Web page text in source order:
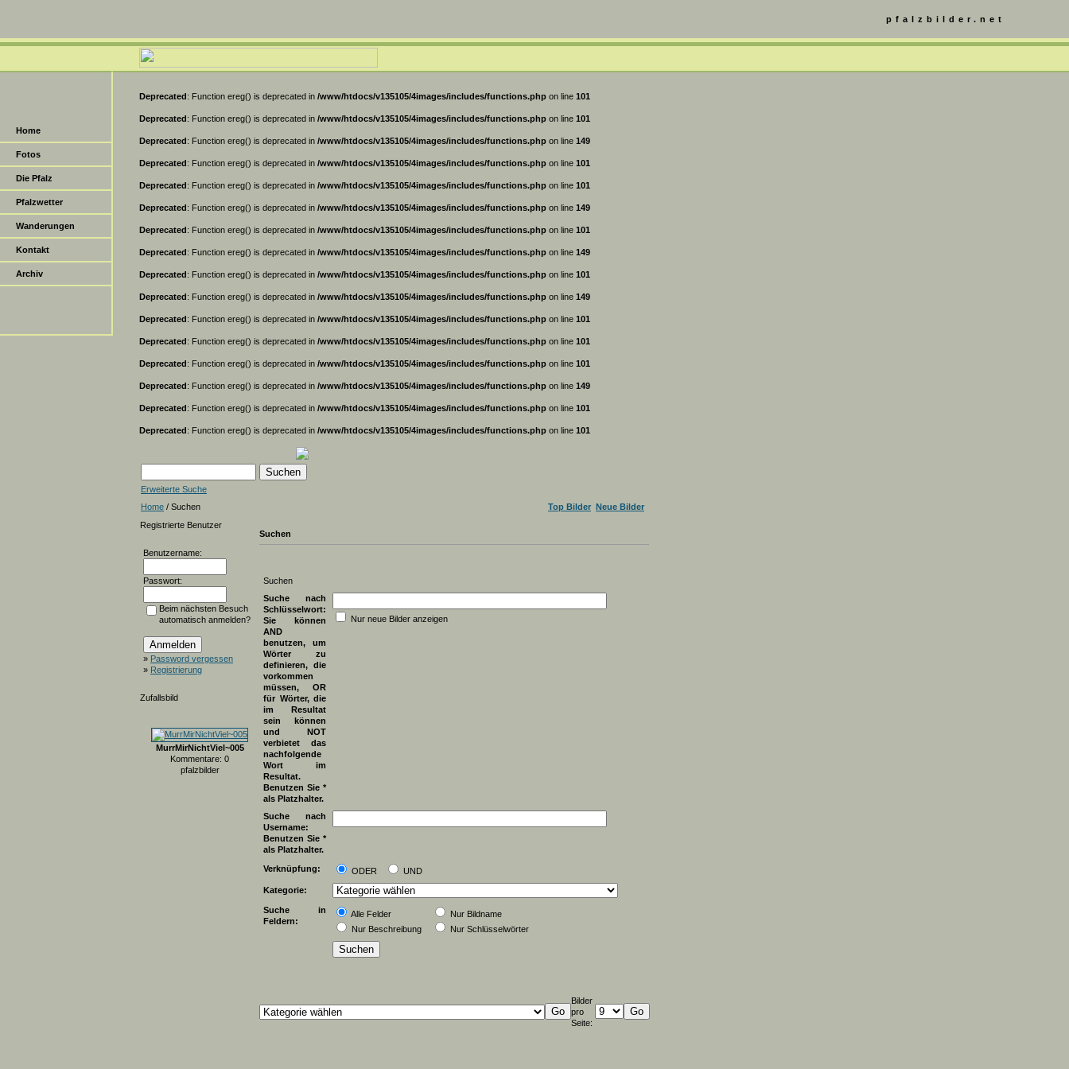
Home
Fotos
Die Pfalz
Pfalzwetter
Wanderungen
Kontakt
Archiv
pfalzbilder.net
Deprecated: Function ereg() is deprecated in /www/htdocs/v135105/4images/includes/functions.php on line 101
Deprecated: Function ereg() is deprecated in /www/htdocs/v135105/4images/includes/functions.php on line 101
Deprecated: Function ereg() is deprecated in /www/htdocs/v135105/4images/includes/functions.php on line 149
Deprecated: Function ereg() is deprecated in /www/htdocs/v135105/4images/includes/functions.php on line 101
Deprecated: Function ereg() is deprecated in /www/htdocs/v135105/4images/includes/functions.php on line 101
Deprecated: Function ereg() is deprecated in /www/htdocs/v135105/4images/includes/functions.php on line 149
Deprecated: Function ereg() is deprecated in /www/htdocs/v135105/4images/includes/functions.php on line 101
Deprecated: Function ereg() is deprecated in /www/htdocs/v135105/4images/includes/functions.php on line 149
Deprecated: Function ereg() is deprecated in /www/htdocs/v135105/4images/includes/functions.php on line 101
Deprecated: Function ereg() is deprecated in /www/htdocs/v135105/4images/includes/functions.php on line 149
Deprecated: Function ereg() is deprecated in /www/htdocs/v135105/4images/includes/functions.php on line 101
Deprecated: Function ereg() is deprecated in /www/htdocs/v135105/4images/includes/functions.php on line 101
Deprecated: Function ereg() is deprecated in /www/htdocs/v135105/4images/includes/functions.php on line 101
Deprecated: Function ereg() is deprecated in /www/htdocs/v135105/4images/includes/functions.php on line 149
Deprecated: Function ereg() is deprecated in /www/htdocs/v135105/4images/includes/functions.php on line 101
Deprecated: Function ereg() is deprecated in /www/htdocs/v135105/4images/includes/functions.php on line 101
Erweiterte Suche
Home / Suchen Top Bilder Neue Bilder
Registrierte Benutzer
Benutzername:
Passwort:
Beim nächsten Besuch
automatisch anmelden?
» Password vergessen
» Registrierung
Zufallsbild
MurrMirNichtViel~005
Kommentare: 0
pfalzbilder
Suchen
Suchen
Suche nach
Schlüsselwort:
Sie können
AND
benutzen, um
Wörter zu
definieren, die
vorkommen
müssen, OR
für Wörter, die
im Resultat
sein können
und NOT
verbietet das
nachfolgende
Wort im
Resultat.
Benutzen Sie *
als Platzhalter.
Nur neue Bilder anzeigen
Suche nach
Username:
Benutzen Sie *
als Platzhalter.
Verknüpfung:
ODER
UND
Kategorie:
Suche in
Feldern:
Alle Felder
Nur Bildname
Nur Beschreibung
Nur Schlüsselwörter
Bilder
pro
Seite: